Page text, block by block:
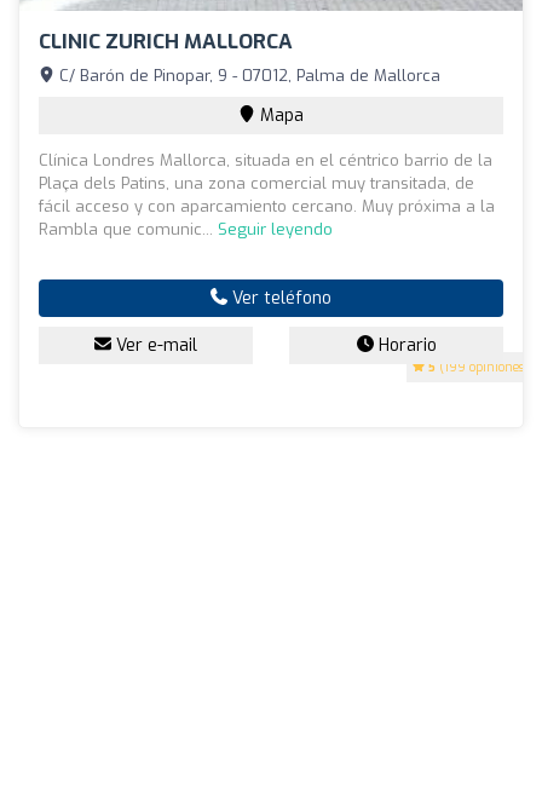
CLINIC ZURICH MALLORCA
5 (199 opiniones)
C/ Barón de Pinopar, 9 - 07012, Palma de Mallorca
Mapa
Clínica Londres Mallorca, situada en el céntrico barrio de la
Plaça dels Patins, una zona comercial muy transitada, de
fácil acceso y con aparcamiento cercano. Muy próxima a la
Rambla que comunic... Seguir leyendo
Ver teléfono
Ver e-mail Horario